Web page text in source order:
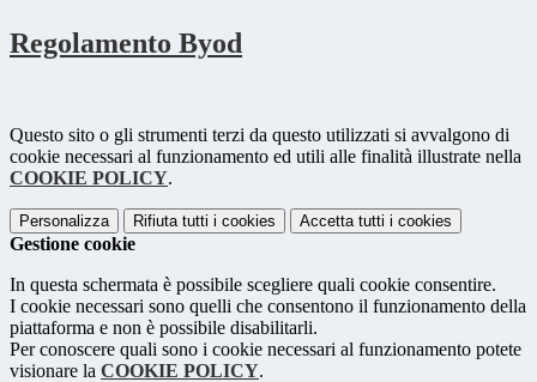
Regolamento Byod
Questo sito o gli strumenti terzi da questo utilizzati si avvalgono di
cookie necessari al funzionamento ed utili alle finalità illustrate nella
COOKIE POLICY.
Personalizza Rifiuta tutti i cookies Accetta tutti i cookies
Gestione cookie
In questa schermata è possibile scegliere quali cookie consentire.
I cookie necessari sono quelli che consentono il funzionamento della
piattaforma e non è possibile disabilitarli.
Per conoscere quali sono i cookie necessari al funzionamento potete
visionare la COOKIE POLICY.